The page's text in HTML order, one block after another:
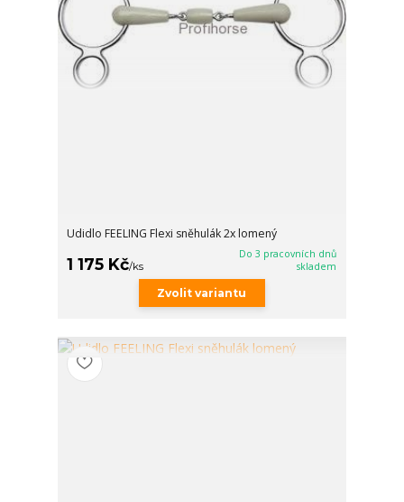
Udidlo FEELING Flexi sněhulák 2x lomený
1 175 Kč/ks
Do 3 pracovních dnů
skladem
Zvolit variantu